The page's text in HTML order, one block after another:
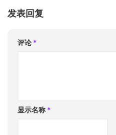
发表回复
评论 *
显示名称 *